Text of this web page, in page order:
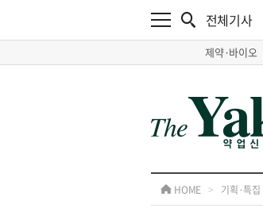
전체기사
제약·바이오
HOME > 기획·특집